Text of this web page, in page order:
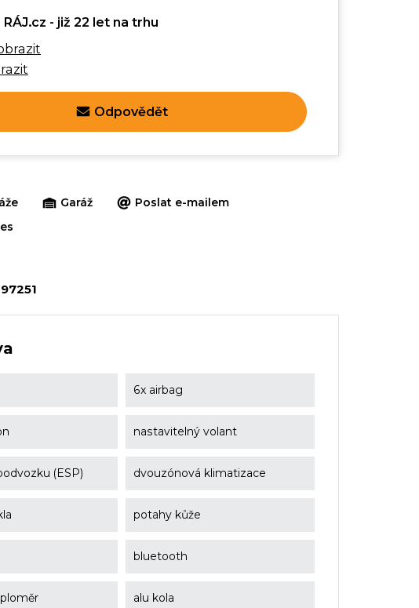
- již 22 let na trhu
Odpovědět
Garáž
Poslat e-mailem
6x airbag
nastavitelný volant
(ESP) dvouzónová klimatizace
potahy kůže
bluetooth
alu kola